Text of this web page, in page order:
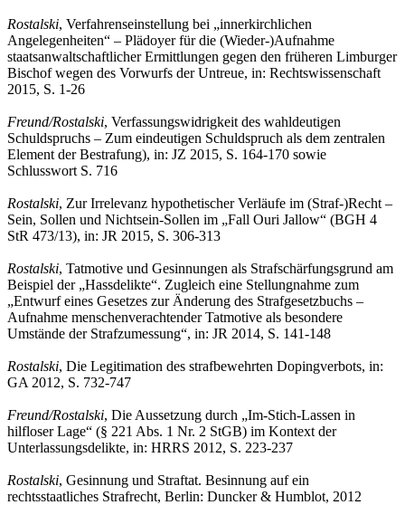
Rostalski, Verfahrenseinstellung bei „innerkirchlichen
Angelegenheiten“ – Plädoyer für die (Wieder-)Aufnahme
staatsanwaltschaftlicher Ermittlungen gegen den früheren Limburger
Bischof wegen des Vorwurfs der Untreue, in: Rechtswissenschaft
2015, S. 1-26
Freund/Rostalski, Verfassungswidrigkeit des wahldeutigen
Schuldspruchs – Zum eindeutigen Schuldspruch als dem zentralen
Element der Bestrafung), in: JZ 2015, S. 164-170 sowie
Schlusswort S. 716
Rostalski, Zur Irrelevanz hypothetischer Verläufe im (Straf-)Recht –
Sein, Sollen und Nichtsein-Sollen im „Fall Ouri Jallow“ (BGH 4
StR 473/13), in: JR 2015, S. 306-313
Rostalski, Tatmotive und Gesinnungen als Strafschärfungsgrund am
Beispiel der „Hassdelikte“. Zugleich eine Stellungnahme zum
„Entwurf eines Gesetzes zur Änderung des Strafgesetzbuchs –
Aufnahme menschenverachtender Tatmotive als besondere
Umstände der Strafzumessung“, in: JR 2014, S. 141-148
Rostalski, Die Legitimation des strafbewehrten Dopingverbots, in:
GA 2012, S. 732-747
Freund/Rostalski, Die Aussetzung durch „Im-Stich-Lassen in
hilfloser Lage“ (§ 221 Abs. 1 Nr. 2 StGB) im Kontext der
Unterlassungsdelikte, in: HRRS 2012, S. 223-237
Rostalski, Gesinnung und Straftat. Besinnung auf ein
rechtsstaatliches Strafrecht, Berlin: Duncker & Humblot, 2012